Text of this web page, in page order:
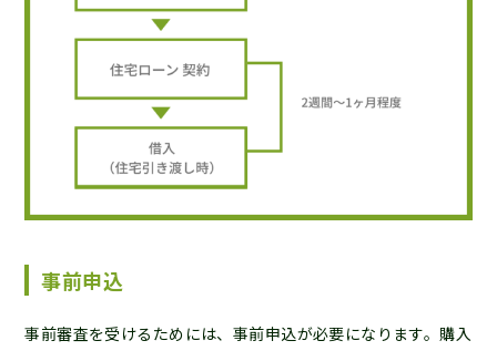
事前申込
事前審査を受けるためには、事前申込が必要になります。購入